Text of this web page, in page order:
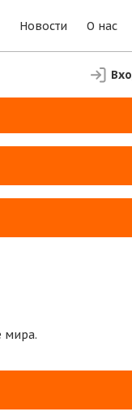
мира.
Новости О нас